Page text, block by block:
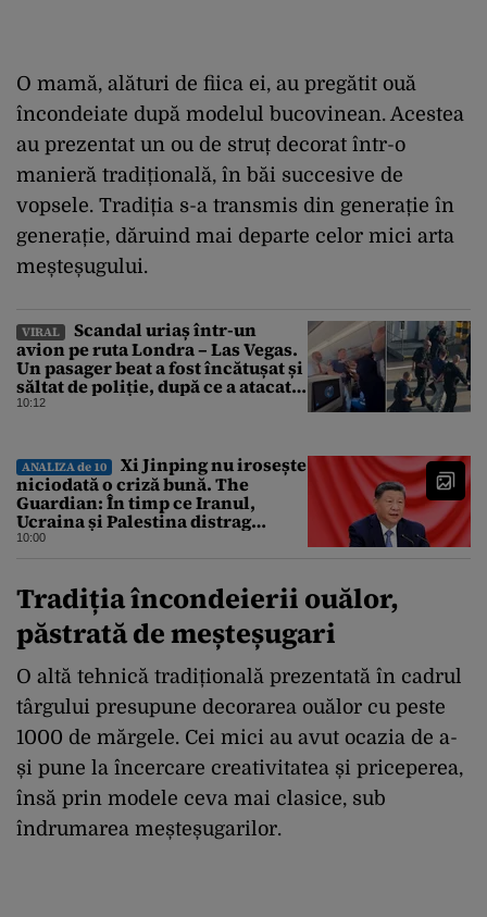
O mamă, alături de fiica ei, au pregătit ouă
încondeiate după modelul bucovinean. Acestea
au prezentat un ou de struț decorat într-o
manieră tradițională, în băi succesive de
vopsele. Tradiția s-a transmis din generație în
generație, dăruind mai departe celor mici arta
meșteșugului.
VIRAL
Scandal uriaș într-un
avion pe ruta Londra – Las Vegas.
Un pasager beat a fost încătușat și
săltat de poliție, după ce a atacat o
stewardesă
10:12
ANALIZA de 10
Xi Jinping nu irosește
niciodată o criză bună. The
Guardian: În timp ce Iranul,
Ucraina și Palestina distrag
atenția lumii, el strânge șurubul”
10:00
Tradiția încondeierii ouălor,
păstrată de meșteșugari
O altă tehnică tradițională prezentată în cadrul
târgului presupune decorarea ouălor cu peste
1000 de mărgele. Cei mici au avut ocazia de a-
și pune la încercare creativitatea și priceperea,
însă prin modele ceva mai clasice, sub
îndrumarea meșteșugarilor.